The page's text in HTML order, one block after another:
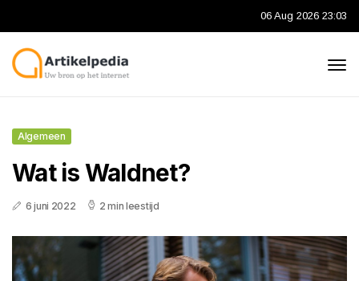
06 Aug 2026 23:03
Algemeen
Wat is Waldnet?
6 juni 2022 2 min leestijd